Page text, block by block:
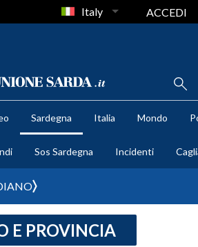
Italy ACCEDI
Sardegna Italia Mondo
Sos Sardegna Incidenti
E PROVINCIA